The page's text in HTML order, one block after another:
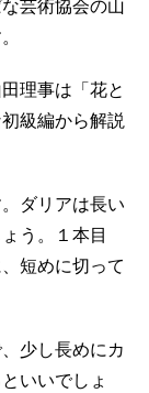
理事は「花と
級編から解説
ダリアは長い
う。１本目
短めに切って
少し長めにカ
いいでしょ